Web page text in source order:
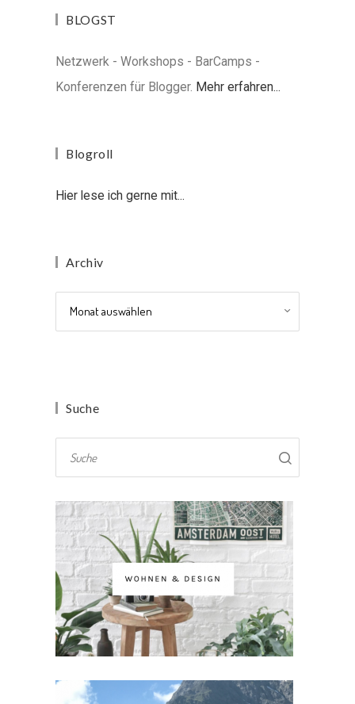
BLOGST
Netzwerk - Workshops - BarCamps -
Konferenzen für Blogger. Mehr erfahren...
Blogroll
Hier lese ich gerne mit...
Archiv
Suche